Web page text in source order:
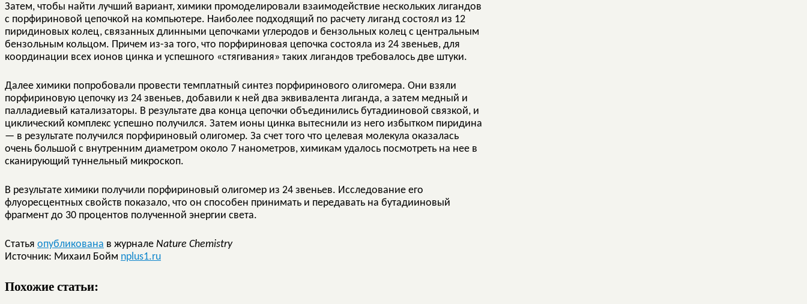
Затем, чтобы найти лучший вариант, химики промоделировали взаимодействие нескольких лигандов
с порфириновой цепочкой на компьютере. Наиболее подходящий по расчету лиганд состоял из 12
пиридиновых колец, связанных длинными цепочками углеродов и бензольных колец с центральным
бензольным кольцом. Причем из-за того, что порфириновая цепочка состояла из 24 звеньев, для
координации всех ионов цинка и успешного «стягивания» таких лигандов требовалось две штуки.
Далее химики попробовали провести темплатный синтез порфиринового олигомера. Они взяли
порфириновую цепочку из 24 звеньев, добавили к ней два эквивалента лиганда, а затем медный и
палладиевый катализаторы. В результате два конца цепочки объединились бутадииновой связкой, и
циклический комплекс успешно получился. Затем ионы цинка вытеснили из него избытком пиридина
— в результате получился порфириновый олигомер. За счет того что целевая молекула оказалась
очень большой с внутренним диаметром около 7 нанометров, химикам удалось посмотреть на нее в
сканирующий туннельный микроскоп.
В результате химики получили порфириновый олигомер из 24 звеньев. Исследование его
флуоресцентных свойств показало, что он способен принимать и передавать на бутадииновый
фрагмент до 30 процентов полученной энергии света.
Статья опубликована в журнале Nature Chemistry
Источник: Михаил Бойм nplus1.ru
Похожие статьи: